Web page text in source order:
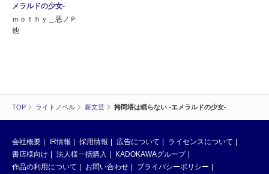
TOP ライトノベル 新文芸 拷問塔は眠らない ‐エメラルドの少女‐
メラルドの少女‐
ｍｏｔｈｙ＿悪ノＰ
他
会社概要 IR情報 採用情報 広告について
ライセンスについて
書店様向け
法人様一括購入
KADOKAWAグループ
作品の利用について
お問い合わせ プライバシーポリシー